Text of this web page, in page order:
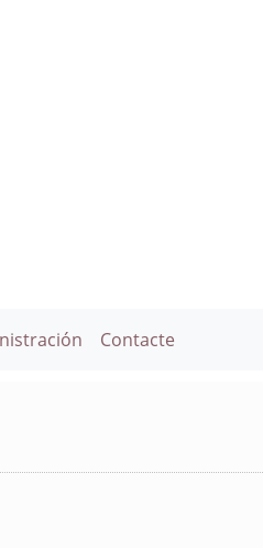
Contacte